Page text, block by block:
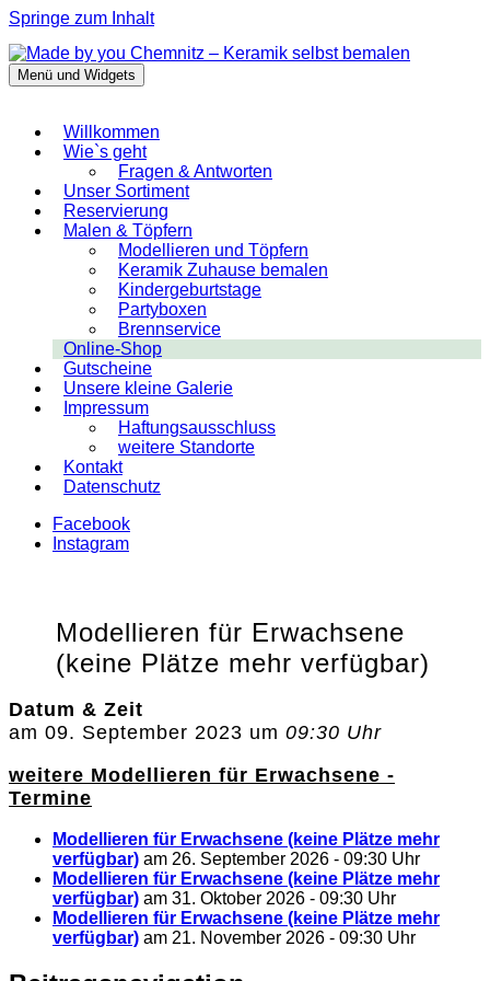
Springe zum Inhalt
Menü und Widgets
Willkommen
Wie`s geht
Fragen & Antworten
Unser Sortiment
Reservierung
Malen & Töpfern
Modellieren und Töpfern
Keramik Zuhause bemalen
Kindergeburtstage
Partyboxen
Brennservice
Online-Shop
Gutscheine
Unsere kleine Galerie
Impressum
Haftungsausschluss
weitere Standorte
Kontakt
Datenschutz
Facebook
Instagram
Modellieren für Erwachsene
(keine Plätze mehr verfügbar)
Datum & Zeit
am 09. September 2023 um 09:30 Uhr
weitere Modellieren für Erwachsene -
Termine
Modellieren für Erwachsene (keine Plätze mehr
verfügbar) am 26. September 2026 - 09:30 Uhr
Modellieren für Erwachsene (keine Plätze mehr
verfügbar) am 31. Oktober 2026 - 09:30 Uhr
Modellieren für Erwachsene (keine Plätze mehr
verfügbar) am 21. November 2026 - 09:30 Uhr